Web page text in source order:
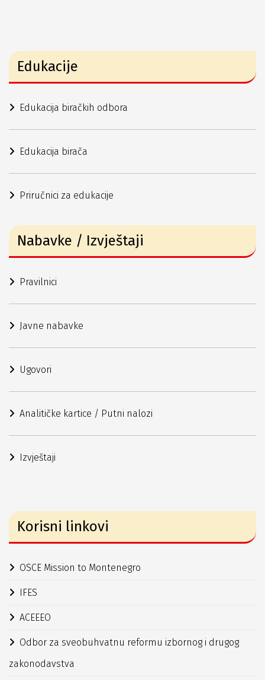
Edukacije
Edukacija biračkih odbora
Edukacija birača
Priručnici za edukacije
Nabavke / Izvještaji
Pravilnici
Javne nabavke
Ugovori
Analitičke kartice / Putni nalozi
Izvještaji
Korisni linkovi
OSCE Mission to Montenegro
IFES
ACEEEO
Odbor za sveobuhvatnu reformu izbornog i drugog
zakonodavstva